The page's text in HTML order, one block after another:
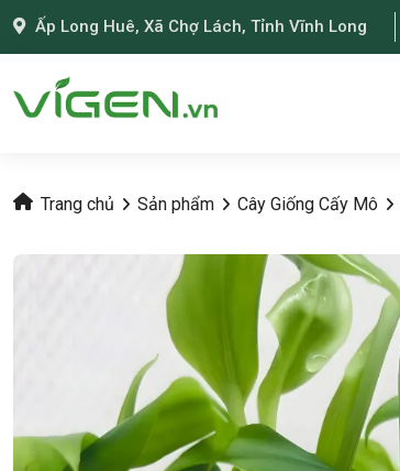
Ấp Long Huê, Xã Chợ Lách, Tỉnh Vĩnh Long
Trang chủ Sản phẩm Cây Giống Cấy Mô